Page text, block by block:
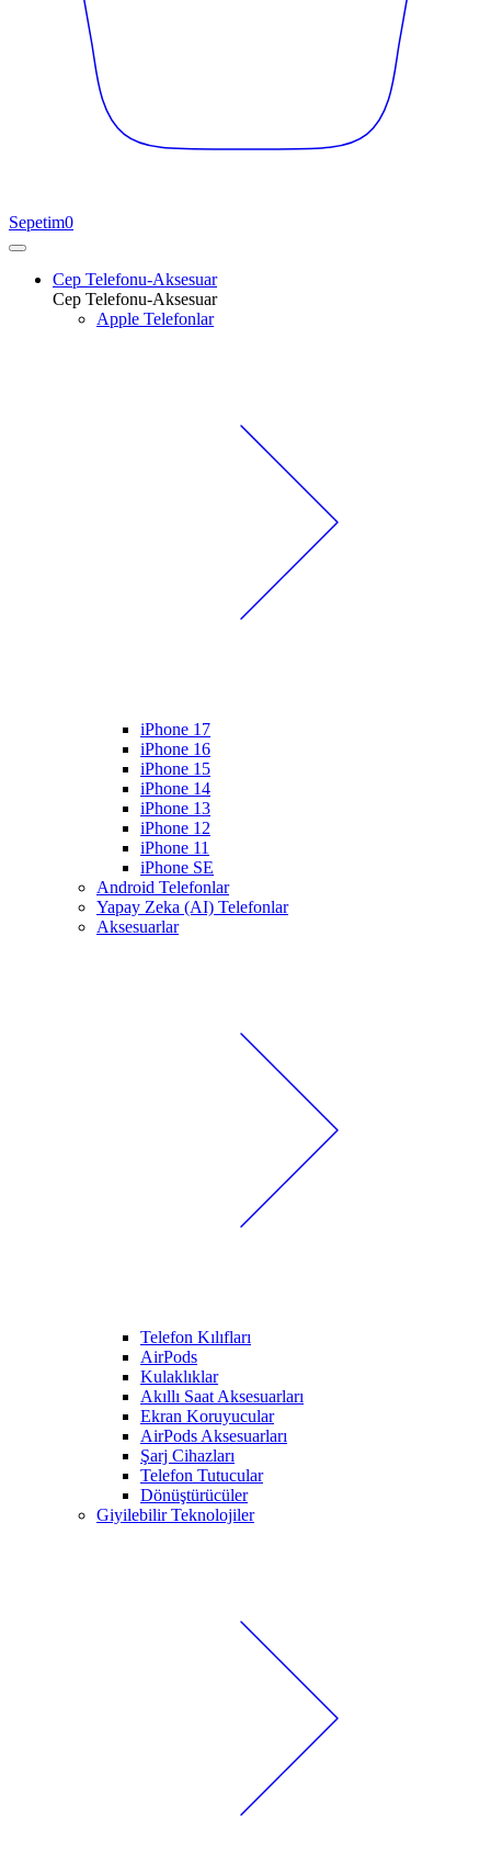
Sepetim0
Cep Telefonu-Aksesuar
Cep Telefonu-Aksesuar
Apple Telefonlar
iPhone 17
iPhone 16
iPhone 15
iPhone 14
iPhone 13
iPhone 12
iPhone 11
iPhone SE
Android Telefonlar
Yapay Zeka (AI) Telefonlar
Aksesuarlar
Telefon Kılıfları
AirPods
Kulaklıklar
Akıllı Saat Aksesuarları
Ekran Koruyucular
AirPods Aksesuarları
Şarj Cihazları
Telefon Tutucular
Dönüştürücüler
Giyilebilir Teknolojiler